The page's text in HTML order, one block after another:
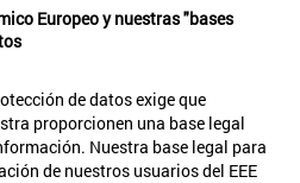
Europeo y nuestras "bases
de datos exige que
proporcionen una base legal
Nuestra base legal para
de nuestros usuarios del EEE